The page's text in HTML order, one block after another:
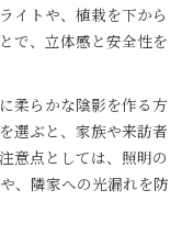
イトや、植栽を下から
で、立体感と安全性を
柔らかな陰影を作る方
選ぶと、家族や来訪者
意点としては、照明の
、隣家への光漏れを防